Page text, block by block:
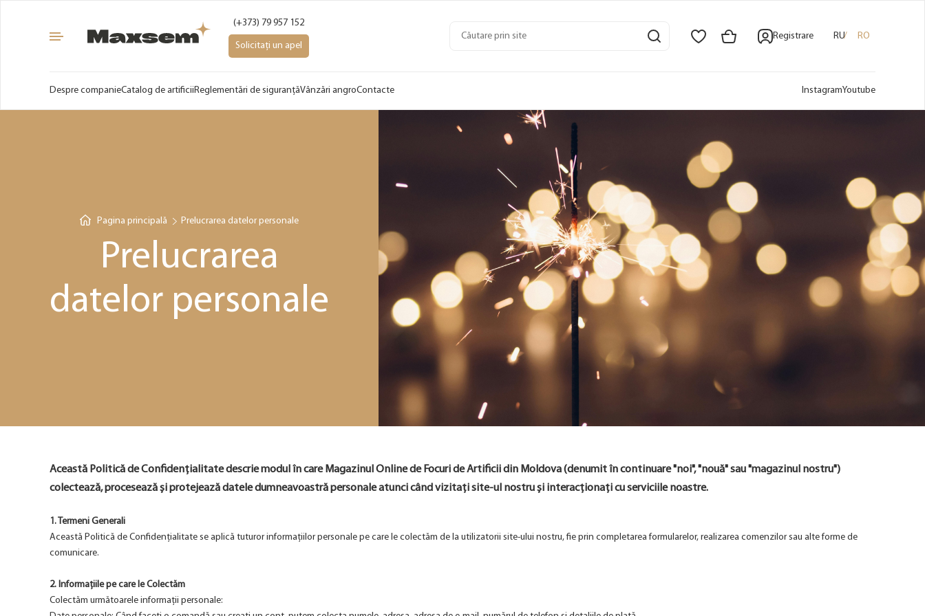
(+373) 79 957 152
Solicitați un apel
Registrare RU RO
Despre companieCatalog de artificiiReglementări de siguranțăVânzări angroContacte InstagramYoutube
Pagina principală Prelucrarea datelor personale
Prelucrarea
datelor personale
Această Politică de Confidențialitate descrie modul în care Magazinul Online de Focuri de Artificii din Moldova (denumit în continuare "noi", "nouă" sau "magazinul nostru")
colectează, procesează și protejează datele dumneavoastră personale atunci când vizitați site-ul nostru și interacționați cu serviciile noastre.
1. Termeni Generali
Această Politică de Confidențialitate se aplică tuturor informațiilor personale pe care le colectăm de la utilizatorii site-ului nostru, fie prin completarea formularelor, realizarea comenzilor sau alte forme de
comunicare.
2. Informațiile pe care le Colectăm
Colectăm următoarele informații personale: